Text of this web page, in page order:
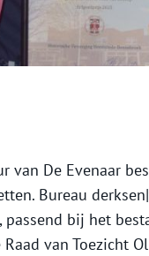
van De Evenaar
Bureau
bij het
van Toezicht